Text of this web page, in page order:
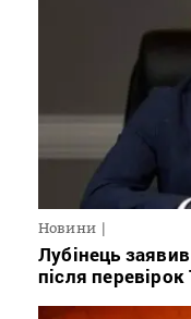
Новини
Лубінець
після